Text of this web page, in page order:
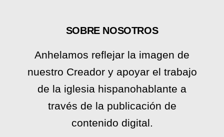
SOBRE NOSOTROS
Anhelamos reflejar la imagen de
nuestro Creador y apoyar el trabajo
de la iglesia hispanohablante a
través de la publicación de
contenido digital.